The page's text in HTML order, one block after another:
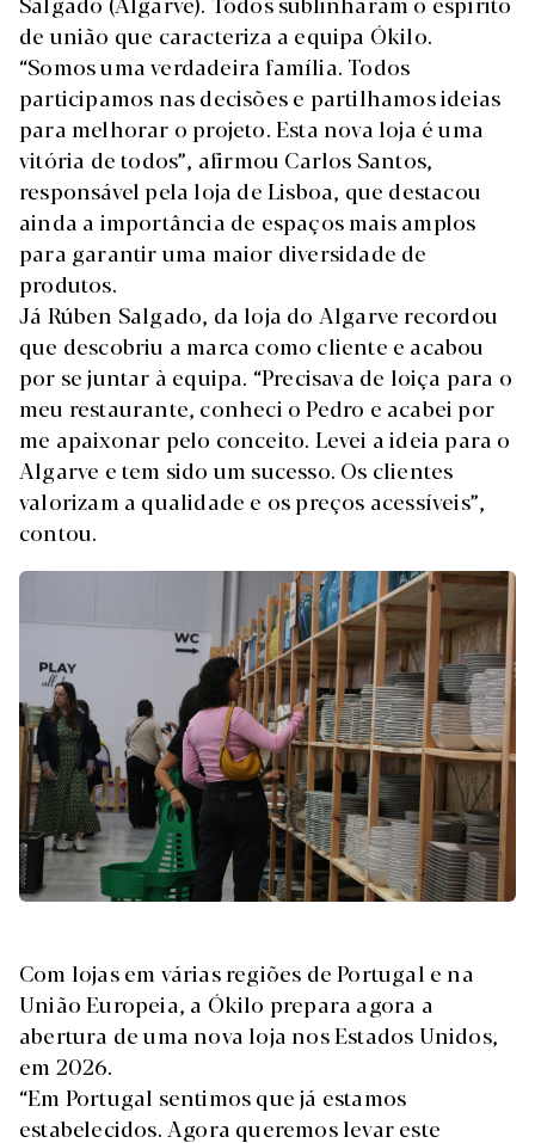
de união que caracteriza a equipa Ókilo.
“Somos uma verdadeira família. Todos
participamos nas decisões e partilhamos ideias
para melhorar o projeto. Esta nova loja é uma
vitória de todos”, afirmou Carlos Santos,
responsável pela loja de Lisboa, que destacou
ainda a importância de espaços mais amplos
para garantir uma maior diversidade de
produtos.
Já Rúben Salgado, da loja do Algarve recordou
que descobriu a marca como cliente e acabou
por se juntar à equipa. “Precisava de loiça para o
meu restaurante, conheci o Pedro e acabei por
me apaixonar pelo conceito. Levei a ideia para o
Algarve e tem sido um sucesso. Os clientes
valorizam a qualidade e os preços acessíveis”,
contou.
Com lojas em várias regiões de Portugal e na
União Europeia, a Ókilo prepara agora a
abertura de uma nova loja nos Estados Unidos,
em 2026.
“Em Portugal sentimos que já estamos
estabelecidos. Agora queremos levar este